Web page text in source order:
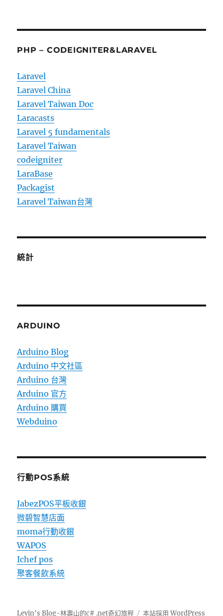
PHP – CODEIGNITER&LARAVEL
Laravel
Laravel China
Laravel Taiwan Doc
Laracasts
Laravel 5 fundamentals
Laravel Taiwan
codeigniter
LaraBase
Packagist
Laravel Taiwan台灣
統計
ARDUINO
Arduino Blog
Arduino 中文社區
Arduino 台灣
Arduino 官方
Arduino 購買
Webduino
行動POS系統
JabezPOS平板收銀
微碧智慧店面
moma行動收銀
WAPOS
Ichef pos
聚客餐飲系統
Levin's Blog-林壽山的c# .net奇幻旅程 本站採用 WordPress